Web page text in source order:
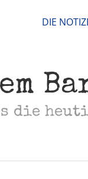
DIE
die